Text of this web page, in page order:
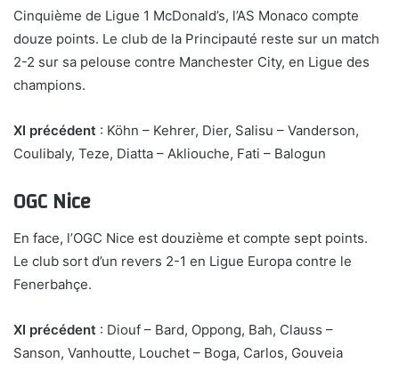
Cinquième de Ligue 1 McDonald’s, l’AS Monaco compte
douze points. Le club de la Principauté reste sur un match
2-2 sur sa pelouse contre Manchester City, en Ligue des
champions.
XI précédent : Köhn – Kehrer, Dier, Salisu – Vanderson,
Coulibaly, Teze, Diatta – Akliouche, Fati – Balogun
OGC Nice
En face, l’OGC Nice est douzième et compte sept points.
Le club sort d’un revers 2-1 en Ligue Europa contre le
Fenerbahçe.
XI précédent : Diouf – Bard, Oppong, Bah, Clauss –
Sanson, Vanhoutte, Louchet – Boga, Carlos, Gouveia